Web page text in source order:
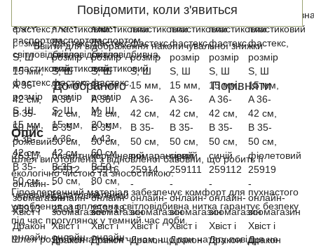
Повідомити, коли з'явиться
% Ввійтидля відображення накопичувальної знижки
До обраного Порівняти
Опис
Шлея виготовлена з відновленої бавовни, що робить її
екологічно чистою та зносостійкою.
Гіпоалергенний матеріал забезпечує комфорт для пухнастого
улюбленця, а вплетена світловідбивна нитка гарантує безпеку
під час прогулянок у темний час доби.
Шлея розроблена таким чином, що при натягу повідця не